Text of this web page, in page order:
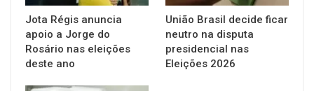
Jota Régis anuncia
apoio a Jorge do
Rosário nas eleições
deste ano
União Brasil decide ficar
neutro na disputa
presidencial nas
Eleições 2026